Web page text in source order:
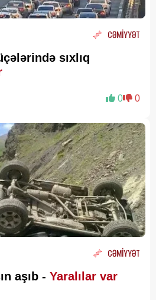
CƏMİYYƏT
sıxlıq
0 0
CƏMİYYƏT
aşıb - Yaralılar var